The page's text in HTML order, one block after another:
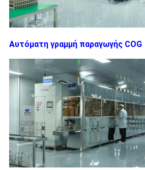
ΣΧΕΤΙΚΆ
ΜΕ
ΕΜΆΣ
ΓΎΡΟΣ
ΕΡΓΟΣΤΑΣΊΩΝ
ΠΟΙΟΤΙΚΌΣ
ΈΛΕΓΧΟΣ
Αυτόματη γραμμή παραγωγής COG